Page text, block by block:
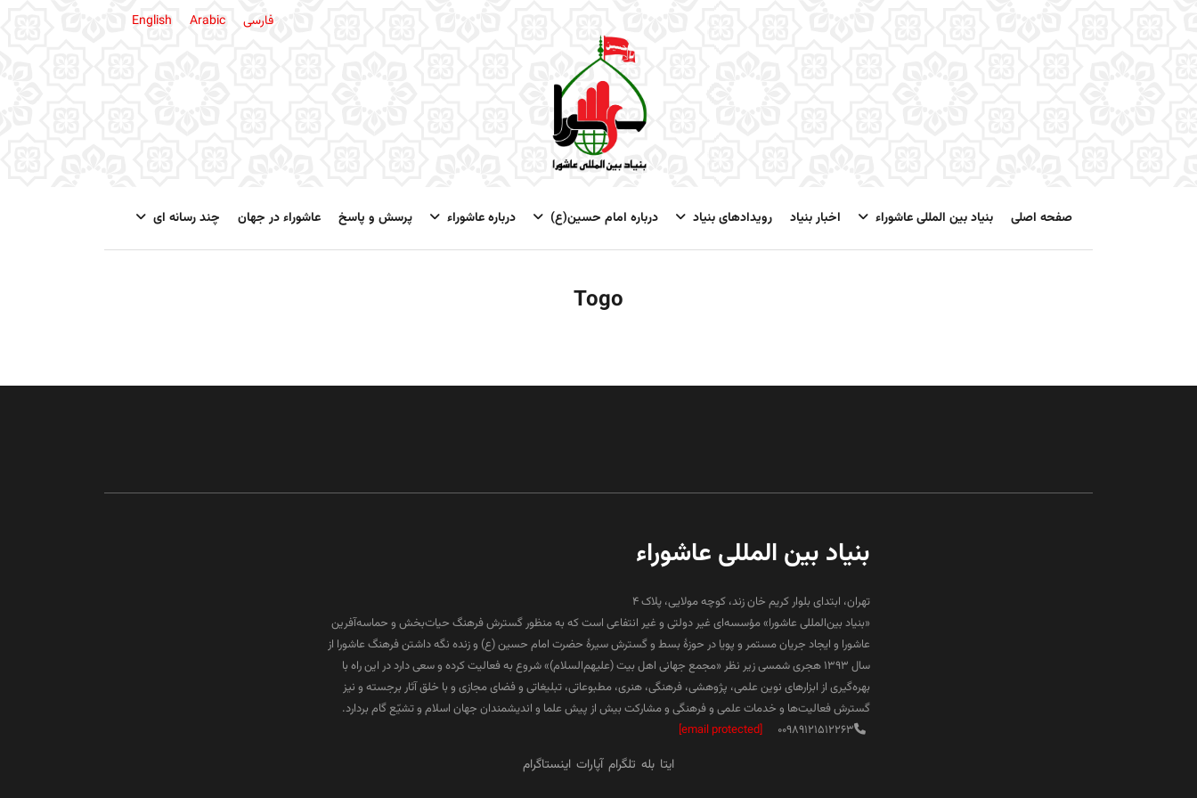
فارسی English Arabic
صفحه اصلی بنیاد بین المللی عاشوراء اخبار بنیاد رویدادهای بنیاد درباره امام حسین(ع) درباره عاشوراء پرسش و پاسخ عاشوراء در جهان چند رسانه ای
Togo
بنیاد بین المللی عاشوراء
تهران، ابتدای بلوار کریم خان زند، کوچه مولایی، پلاک 4
«بنیاد بین‌المللی عاشورا» مؤسسه‌ای غیر دولتی و غیر انتفاعی است که به منظور گسترش فرهنگ حیات‌بخش و حماسه‌آفرین
عاشورا و ایجاد جریان مستمر و پویا در حوزۀ بسط و گسترش سیرۀ حضرت امام حسین (ع) و زنده نگه داشتن فرهنگ عاشورا از
سال ۱۳۹۳ هجری شمسی زیر نظر «مجمع جهانی اهل بیت (علیهم‌السلام)» شروع به فعالیت کرده و سعی دارد در این راه با
بهره‌گیری از ابزارهای نوین علمی، پژوهشی، فرهنگی، هنری، مطبوعاتی، تبلیغاتی و فضای مجازی و با خلق آثار برجسته و نیز
گسترش فعالیت‌ها و خدمات علمی و فرهنگی و مشارکت بیش از پیش علما و اندیشمندان جهان اسلام و تشیّع گام بردارد.
00989121512263
[email protected]
ایتا بله تلگرام آپارات اینستاگرام